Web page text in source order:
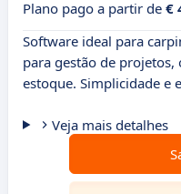
Plano pago a partir de €
Software ideal para
para gestão de
estoque. Simplicidade e
Veja mais detalhes